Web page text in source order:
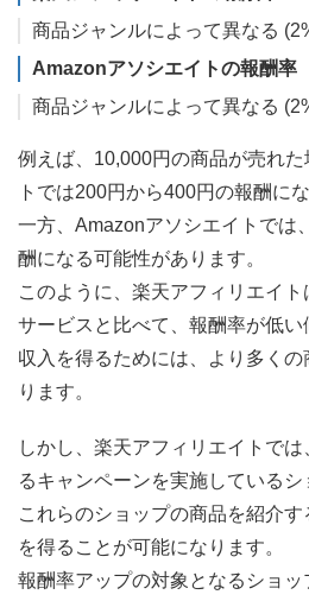
商品ジャンルによって異なる
Amazonアソシエイトの報酬率
商品ジャンルによって異なる
例えば、10,000円の商品が売れ
トでは200円から400円の報酬にな
一方、Amazonアソシエイトでは
酬になる可能性があります。
このように、楽天アフィリエイ
サービスと比べて、報酬率が低
収入を得るためには、より多く
ります。
しかし、楽天アフィリエイトで
るキャンペーンを実施しているシ
これらのショップの商品を紹介
を得ることが可能になります。
報酬率アップの対象となるショ